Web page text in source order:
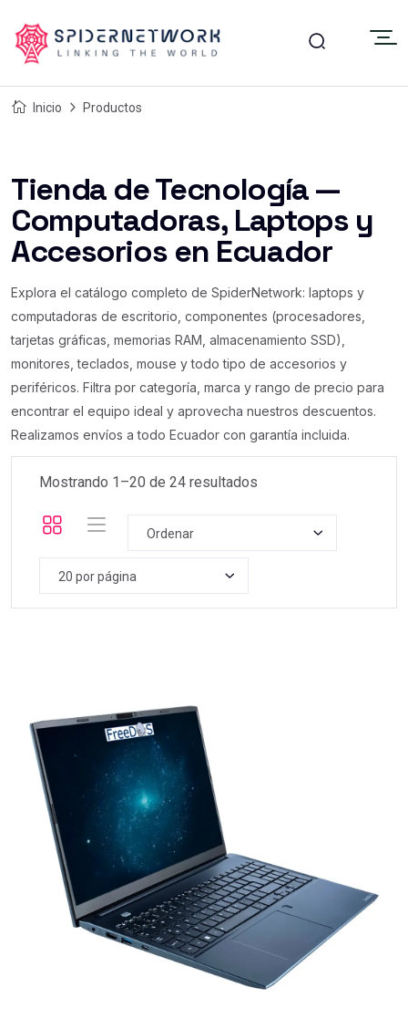
Inicio Productos
Tienda de Tecnología —
Computadoras, Laptops y
Accesorios en Ecuador
Explora el catálogo completo de SpiderNetwork: laptops y
computadoras de escritorio, componentes (procesadores,
tarjetas gráficas, memorias RAM, almacenamiento SSD),
monitores, teclados, mouse y todo tipo de accesorios y
periféricos. Filtra por categoría, marca y rango de precio para
encontrar el equipo ideal y aprovecha nuestros descuentos.
Realizamos envíos a todo Ecuador con garantía incluida.
Mostrando 1–20 de 24 resultados
Ordenar
20 por página